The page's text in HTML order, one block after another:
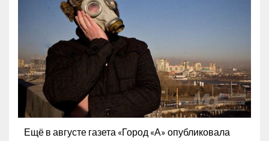
Ещё в августе газета «Город «А» опубликовала